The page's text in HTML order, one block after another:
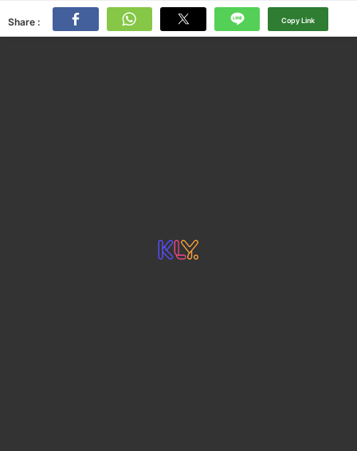
Share : Copy Link